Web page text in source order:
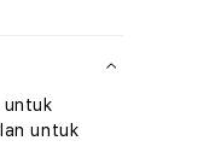
untuk
untuk